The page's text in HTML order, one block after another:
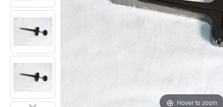
Hover to zoom